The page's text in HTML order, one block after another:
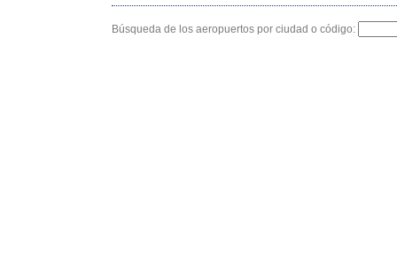
Búsqueda de los aeropuertos por ciudad o código: